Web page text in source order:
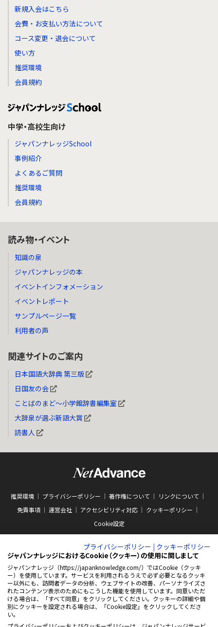
新規入会はこちら
会費・お支払い方法について
コース変更・退会について
使い方
推奨環境
会員規約
中学・高校生向け
ジャパンナレッジSchool
事例紹介
よくあるご質問
推奨環境
会員規約
読み物・イベント
知識の泉
ジャパンナレッジの本
イベントインフォメーション
イベントレポート
サンプルページ一覧
利用者の声
関連サイトのご案内
日本国語大辞典 第三版
日国友の会
ことばのまど～小学館辞書編集室
大辞泉が選ぶ新語大賞
読書人
推奨環境 プライバシーポリシー 著作権について
リンクについて
免責事項
運営会社 アクセシビリティ対応
クッキーポリシー
Cookie設定
ABJマークは、この電子書店・電子書籍配信サービスが、著作権者からコンテン
ツ使用許諾を得た正規版配信サービスであることを示す商標（登録番号 第
10981000号）です。ABJマークの詳細、ABJマークを掲示しているサービスの一
覧はこちらをご覧ください。
AEBS 電子出版制作・流通協議会
https://aebs.or.jp/
新
い
プライバシーポリシー | クッキーポリシー
ジャパンナレッジにおけるCookie（クッキー）の使用に関しまして
ジャパンナレッジ（https://japanknowledge.com/）ではCookie（クッキ
ー）を使用しています。サービスを利用されるうえで必ず必要となるクッキ
ー以外にも、訪問者データの分析、ウェブサイトの改善、パーソナライズさ
れたコンテンツ表示のためにもこうした機能を使用しています。同意いただ
ける場合は、「すべて同意」をクリックしてください。クッキーの詳細や個
別にクッキーを設定される場合は、「Cookie設定」をクリックしてくださ
い。